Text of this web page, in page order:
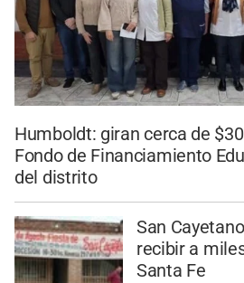
Humboldt: giran cerca de
Fondo de Financiamiento
del distrito
San
recibir a
Santa Fe